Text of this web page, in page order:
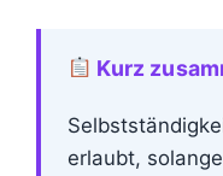
Kurz
erlaubt,